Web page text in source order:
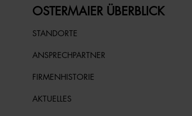
OSTERMAIER ÜBERBLICK
STANDORTE
ANSPRECHPARTNER
FIRMENHISTORIE
AKTUELLES